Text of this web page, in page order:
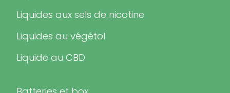
Liquides aux sels de nicotine
Liquides au végétol
Liquide au CBD